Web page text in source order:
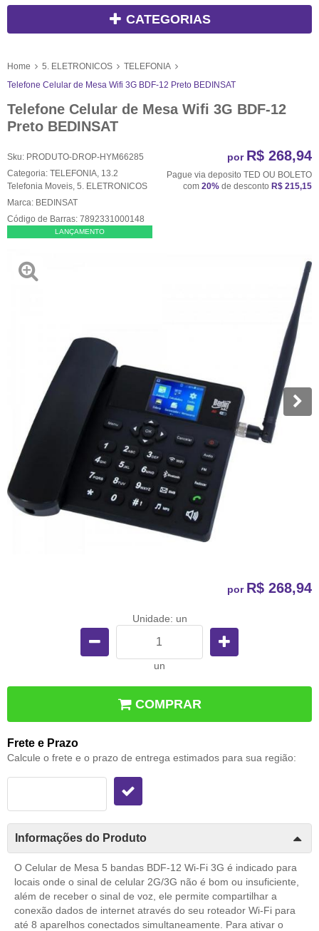
CATEGORIAS
Home 5. ELETRONICOS
TELEFONIA
Telefone Celular de Mesa Wifi 3G BDF-12 Preto BEDINSAT
Telefone Celular de Mesa Wifi 3G BDF-12
Preto BEDINSAT
Sku: PRODUTO-DROP-HYM66285
Categoria: TELEFONIA 13.2
Telefonia Moveis 5. ELETRONICOS
Marca: BEDINSAT
Código de Barras: 7892331000148
LANÇAMENTO
por R$ 268,94
Pague via deposito TED OU BOLETO
com 20% de desconto R$ 215,15
por R$ 268,94
Unidade: un
un
COMPRAR
Frete e Prazo
Calcule o frete e o prazo de entrega estimados para sua região:
Informações do Produto
O Celular de Mesa 5 bandas BDF-12 Wi-Fi 3G é indicado para
locais onde o sinal de celular 2G/3G não é bom ou insuficiente,
além de receber o sinal de voz, ele permite compartilhar a
conexão dados de internet através do seu roteador Wi-Fi para
até 8 aparelhos conectados simultaneamente. Para ativar o